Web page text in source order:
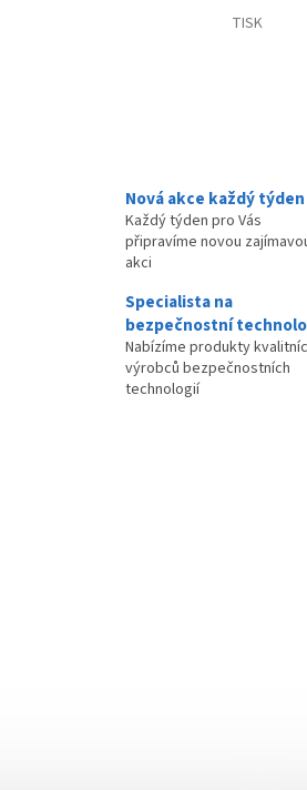
TISK
Nová akce každý týden
Každý týden pro Vás
připravíme novou
akci
Specialista na
bezpečnostní
Nabízíme produkty
výrobců bezpečnostních
technologií